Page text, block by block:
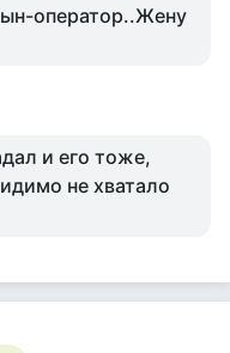
оператор..Жену
и его тоже,
не хватало